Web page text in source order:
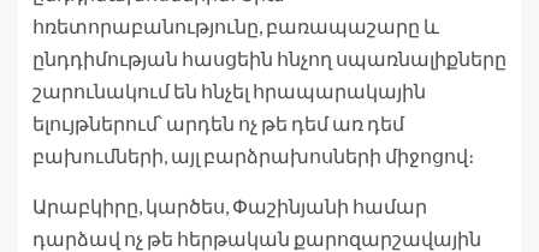
հռետորաբանությունը, բառապաշարը և
ընդդիմության հասցեին հնչող սպառնալիքները
շարունակում են հնչել հրապարակային
ելույթներում՝ արդեն ոչ թե դեմ առ դեմ
բախումների, այլ բարձրախոսների միջոցով։
Արաբկիրը, կարծես, Փաշինյանի համար
դարձավ ոչ թե հերթական քարոզարշավային